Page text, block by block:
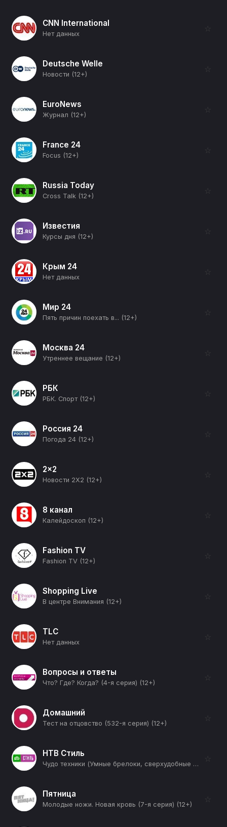
CNN International
Нет данных
☆
Deutsche Welle
Новости (12+)
☆
EuroNews
Журнал (12+)
☆
France 24
Focus (12+)
☆
Russia Today
Cross Talk (12+)
☆
Известия
Курсы дня (12+)
☆
Крым 24
Нет данных
☆
Мир 24
Пять причин поехать в... (12+)
☆
Москва 24
Утреннее вещание (12+)
☆
РБК
РБК. Спорт (12+)
☆
Россия 24
Погода 24 (12+)
☆
2x2
Новости 2Х2 (12+)
☆
8 канал
Калейдоскоп (12+)
☆
Fashion TV
Fashion TV (12+)
☆
Shopping Live
В центре Внимания (12+)
☆
TLC
Нет данных
☆
Вопросы и ответы
Что? Где? Когда? (4-я серия) (12+)
☆
Домашний
Тест на отцовство (532-я серия) (12+)
☆
НТВ Стиль
Чудо техники (Умные брелоки, сверхудобные морозильные лари и лапка для сбора шерсти) (12+)
☆
Пятница
Молодые ножи. Новая кровь (7-я серия) (12+)
☆